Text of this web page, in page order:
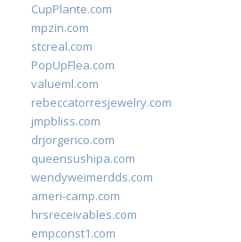
CupPlante.com
mpzin.com
stcreal.com
PopUpFlea.com
valueml.com
rebeccatorresjewelry.com
jmpbliss.com
drjorgerico.com
queensushipa.com
wendyweimerdds.com
ameri-camp.com
hrsreceivables.com
empconst1.com